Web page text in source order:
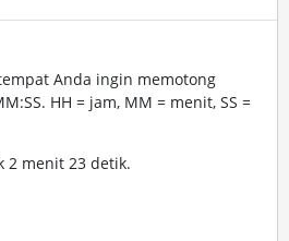
Anda ingin memotong
HH = jam, MM = menit, SS =
2 menit 23 detik.